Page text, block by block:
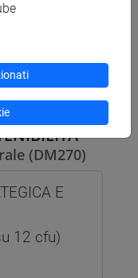
1
(DM270)
E
12 cfu)